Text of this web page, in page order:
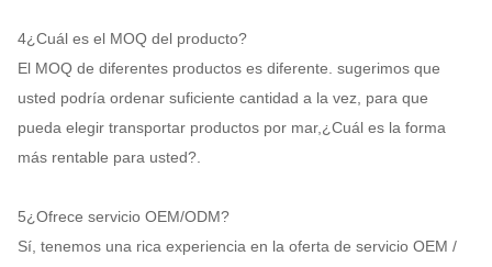
4¿Cuál es el MOQ del producto?
El MOQ de diferentes productos es diferente. sugerimos que
usted podría ordenar suficiente cantidad a la vez, para que
pueda elegir transportar productos por mar,¿Cuál es la forma
más rentable para usted?.
5¿Ofrece servicio OEM/ODM?
Sí, tenemos una rica experiencia en la oferta de servicio OEM /